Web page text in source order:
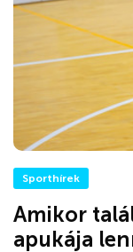
Sporthírek
Amikor
apukája